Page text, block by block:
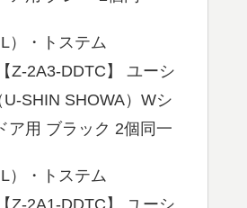
）・トステム
Z-2A3-DDTC】 ユーシ
SHIN SHOWA）Wシ
ア用 ブラック 2個同一
）・トステム